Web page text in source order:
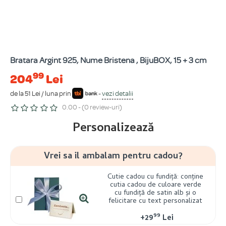
Bratara Argint 925, Nume Bristena , BijuBOX, 15 + 3 cm
20499 Lei
de la 51 Lei / luna prin -vezi detalii
0.00 - (0 review-uri)
Personalizează
Vrei sa il ambalam pentru cadou?
Cutie cadou cu fundiță: conține
cutia cadou de culoare verde
cu fundiță de satin alb și o
felicitare cu text personalizat
+2999 Lei